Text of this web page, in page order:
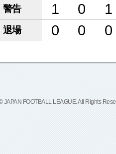
警告 1 0
1
退場 0 0 0
JAPAN FOOTBALL LEAGUE. All Rights